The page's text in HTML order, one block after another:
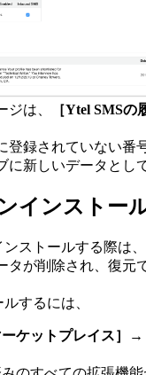
ジは、 ［Ytel SMSの
登録されていない番
に新しいデータとし
インストー
ストールする際は
タが削除され、復元
するには、
ーケットプレイス］ →